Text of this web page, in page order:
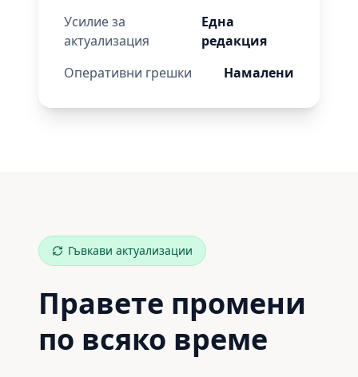
Усилие за
актуализация
Една
редакция
Оперативни грешки
Намалени
Гъвкави актуализации
Правете промени
по всяко време